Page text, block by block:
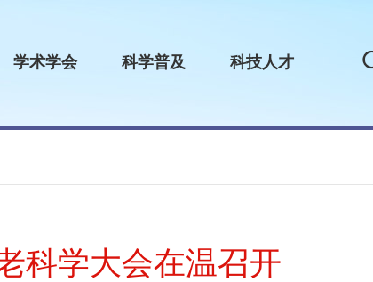
学术学会 科学普及 科技人才
科学大会在温召开